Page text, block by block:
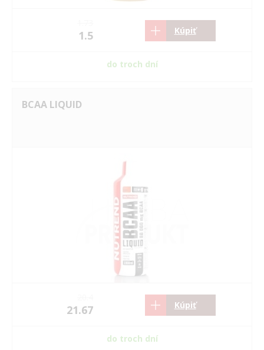
1.5 Kúpiť
do troch dní
BCAA LIQUID
21.67 Kúpiť
do troch dní